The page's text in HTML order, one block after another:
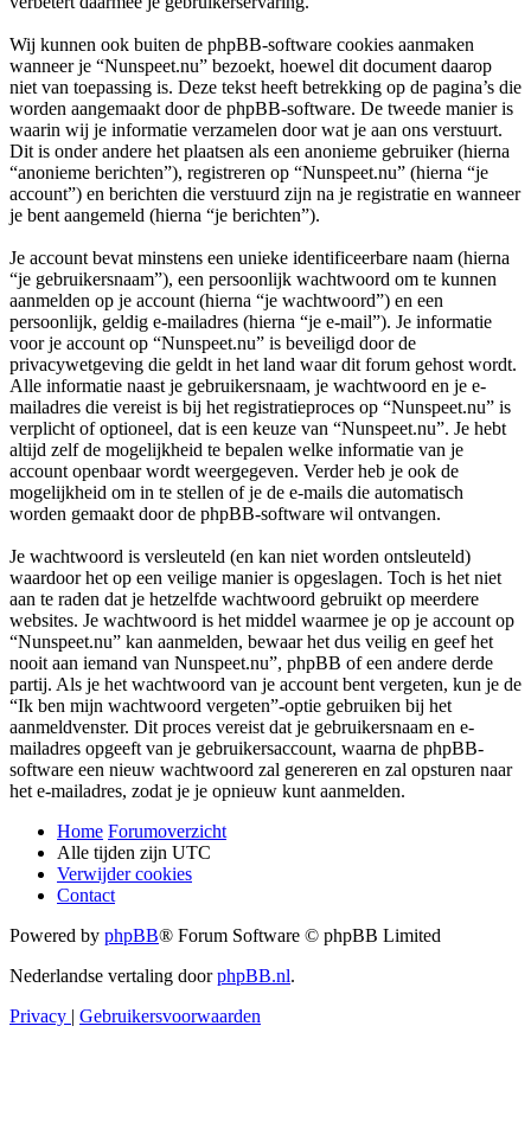
Wij kunnen ook buiten de phpBB-software cookies aanmaken
wanneer je “Nunspeet.nu” bezoekt, hoewel dit document daarop
niet van toepassing is. Deze tekst heeft betrekking op de pagina’s die
worden aangemaakt door de phpBB-software. De tweede manier is
waarin wij je informatie verzamelen door wat je aan ons verstuurt.
Dit is onder andere het plaatsen als een anonieme gebruiker (hierna
“anonieme berichten”), registreren op “Nunspeet.nu” (hierna “je
account”) en berichten die verstuurd zijn na je registratie en wanneer
je bent aangemeld (hierna “je berichten”).
Je account bevat minstens een unieke identificeerbare naam (hierna
“je gebruikersnaam”), een persoonlijk wachtwoord om te kunnen
aanmelden op je account (hierna “je wachtwoord”) en een
persoonlijk, geldig e-mailadres (hierna “je e-mail”). Je informatie
voor je account op “Nunspeet.nu” is beveiligd door de
privacywetgeving die geldt in het land waar dit forum gehost wordt.
Alle informatie naast je gebruikersnaam, je wachtwoord en je e-
mailadres die vereist is bij het registratieproces op “Nunspeet.nu” is
verplicht of optioneel, dat is een keuze van “Nunspeet.nu”. Je hebt
altijd zelf de mogelijkheid te bepalen welke informatie van je
account openbaar wordt weergegeven. Verder heb je ook de
mogelijkheid om in te stellen of je de e-mails die automatisch
worden gemaakt door de phpBB-software wil ontvangen.
Je wachtwoord is versleuteld (en kan niet worden ontsleuteld)
waardoor het op een veilige manier is opgeslagen. Toch is het niet
aan te raden dat je hetzelfde wachtwoord gebruikt op meerdere
websites. Je wachtwoord is het middel waarmee je op je account op
“Nunspeet.nu” kan aanmelden, bewaar het dus veilig en geef het
nooit aan iemand van Nunspeet.nu”, phpBB of een andere derde
partij. Als je het wachtwoord van je account bent vergeten, kun je de
“Ik ben mijn wachtwoord vergeten”-optie gebruiken bij het
aanmeldvenster. Dit proces vereist dat je gebruikersnaam en e-
mailadres opgeeft van je gebruikersaccount, waarna de phpBB-
software een nieuw wachtwoord zal genereren en zal opsturen naar
het e-mailadres, zodat je je opnieuw kunt aanmelden.
Home Forumoverzicht
Alle tijden zijn UTC
Verwijder cookies
Contact
Powered by phpBB® Forum Software © phpBB Limited
Nederlandse vertaling doorphpBB.nl.
Privacy | Gebruikersvoorwaarden